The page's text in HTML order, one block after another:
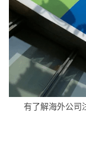
有了解海外公司